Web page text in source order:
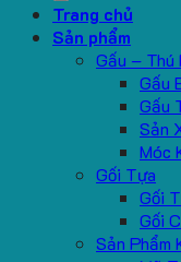
Trang chủ
Sản phẩm
Gấu – Thú
Gấu
Gấu
Sản
Móc
Gối Tựa
Gối
Gối
Sản Phẩm